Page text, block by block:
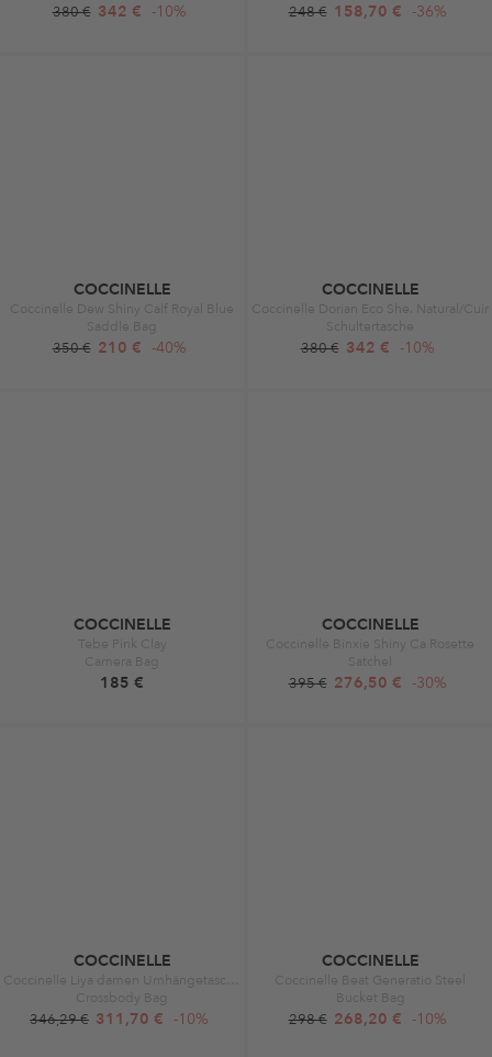
380 € 342 € -10% 248 € 158,70 € -36%
COCCINELLE
Coccinelle Dew Shiny Calf Royal Blue
Saddle Bag
350 € 210 € -40%
COCCINELLE
Coccinelle Dorian Eco She. Natural/Cuir
Schultertasche
380 € 342 € -10%
COCCINELLE
Tebe Pink Clay
Camera Bag
185 €
COCCINELLE
Coccinelle Binxie Shiny Ca Rosette
Satchel
395 € 276,50 € -30%
COCCINELLE
Crossbody Bag
346,29 € 311,70 € -10%
COCCINELLE
Coccinelle Beat Generatio Steel
Bucket Bag
298 € 268,20 € -10%